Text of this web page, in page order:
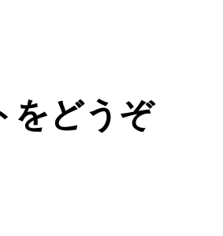
をどうぞ